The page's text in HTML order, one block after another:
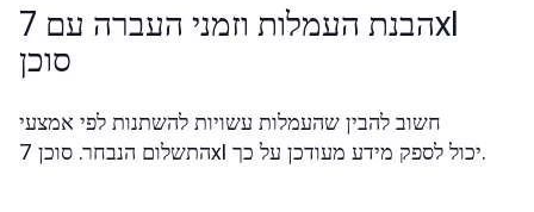
הבנת העמלות וזמני העברה עם 7xl
סוכן
חשוב להבין שהעמלות עשויות להשתנות לפי אמצעי
התשלום הנבחר. סוכן 7xl יכול לספק מידע מעודכן על כך.